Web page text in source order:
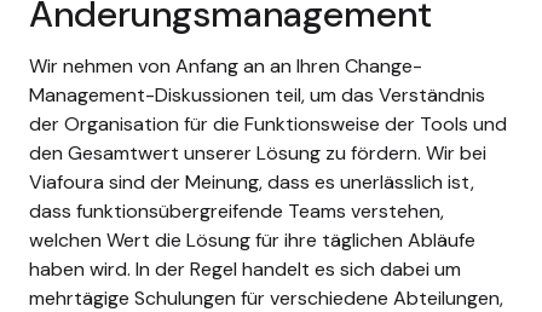
Änderungsmanagement
Wir nehmen von Anfang an an Ihren Change-
Management-Diskussionen teil, um das Verständnis
der Organisation für die Funktionsweise der Tools und
den Gesamtwert unserer Lösung zu fördern. Wir bei
Viafoura sind der Meinung, dass es unerlässlich ist,
dass funktionsübergreifende Teams verstehen,
welchen Wert die Lösung für ihre täglichen Abläufe
haben wird. In der Regel handelt es sich dabei um
mehrtägige Schulungen für verschiedene Abteilungen,